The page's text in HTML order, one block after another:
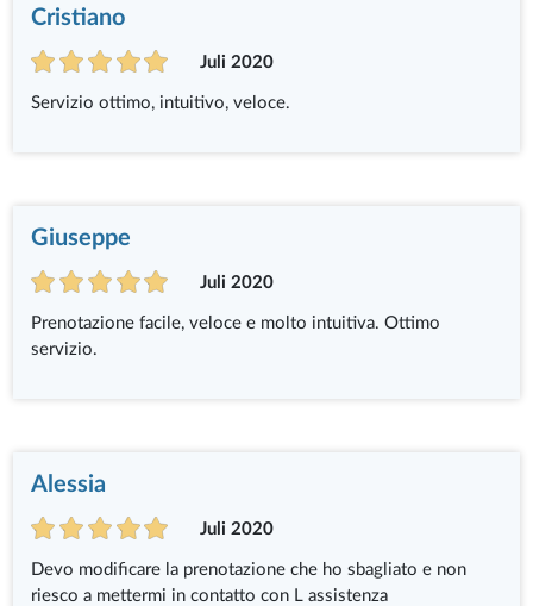
Cristiano
Juli 2020
Servizio ottimo, intuitivo, veloce.
Giuseppe
Juli 2020
Prenotazione facile, veloce e molto intuitiva. Ottimo
servizio.
Alessia
Juli 2020
Devo modificare la prenotazione che ho sbagliato e non
riesco a mettermi in contatto con L assistenza